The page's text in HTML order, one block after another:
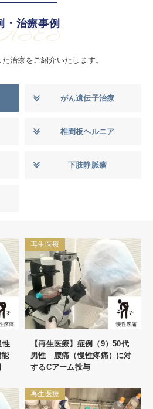
・治療事例
治療をご紹介いたします。
がん遺伝子治療
椎間板ヘルニア
下肢静脈瘤
性
再生医療
【再生医療】症例（9）50代
男性 腰痛（慢性疼痛）に対
するCアーム投与
再生医療